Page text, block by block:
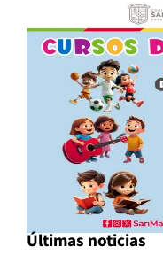
Últimas noticias